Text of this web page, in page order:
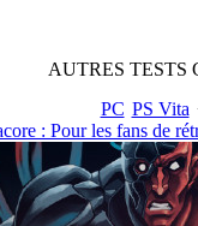
AUTRES TESTS
PC PS Vita
: Pour les fans de